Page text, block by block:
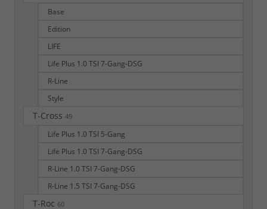
Base
Edition
LIFE
Life Plus 1.0 TSI 7-Gang-DSG
R-Line
Style
T-Cross 49
Life Plus 1.0 TSI 5-Gang
Life Plus 1.0 TSI 7-Gang-DSG
R-Line 1.0 TSI 7-Gang-DSG
R-Line 1.5 TSI 7-Gang-DSG
T-Roc 60